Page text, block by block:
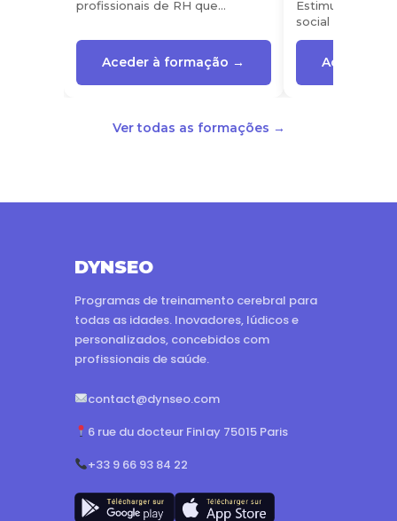
profissionais de RH que…
Aceder à formação →
Estimulação
social pelos…
Aceder à
Ver todas as formações →
DYNSEO
Programas de treinamento cerebral para
todas as idades. Inovadores, lúdicos e
personalizados, concebidos com
profissionais de saúde.
contact@dynseo.com
6 rue du docteur Finlay 75015 Paris
+33 9 66 93 84 22